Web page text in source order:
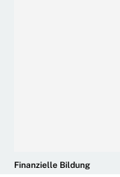
Finanzielle Bildung